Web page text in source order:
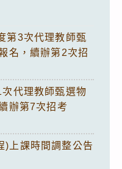
第3次代理教師甄
名，續辦第2次招
代理教師甄選物
辦第7次招考
)上課時間調整公告